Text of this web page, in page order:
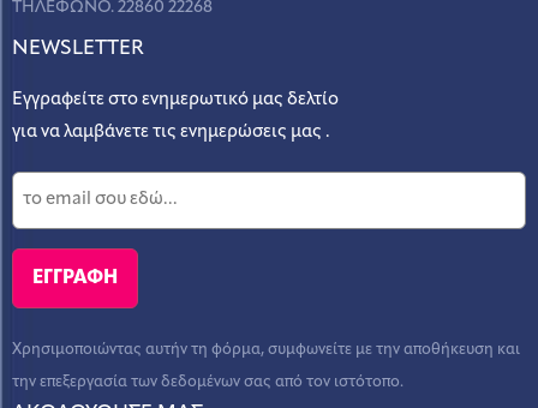
ΤΗΛΕΦΩΝΟ. 22860 22268
NEWSLETTER
Εγγραφείτε στο ενημερωτικό μας δελτίο
για να λαμβάνετε τις ενημερώσεις μας .
Χρησιμοποιώντας αυτήν τη φόρμα, συμφωνείτε με την αποθήκευση και
την επεξεργασία των δεδομένων σας από τον ιστότοπο.